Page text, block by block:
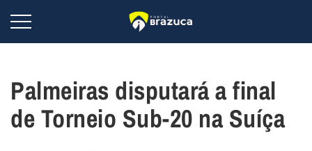
Palmeiras disputará a final
de Torneio Sub-20 na Suíça